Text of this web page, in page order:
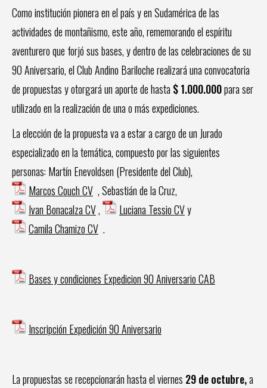
Como institución pionera en el país y en Sudamérica de las
actividades de montañismo, este año, rememorando el espíritu
aventurero que forjó sus bases, y dentro de las celebraciones de su
90 Aniversario, el Club Andino Bariloche realizará una convocatoria
de propuestas y otorgará un aporte de hasta $ 1.000.000para ser
utilizado en la realización de una o más expediciones.
La elección de la propuesta va a estar a cargo de un Jurado
especializado en la temática, compuesto por las siguientes
personas: Martín Enevoldsen (Presidente del Club),
Marcos Couch CV , Sebastián de la Cruz,
Ivan Bonacalza CV, Luciana Tessio CVy
Camila Chamizo CV .
Bases y condiciones Expedicion 90 Aniversario CAB
Inscripción Expedición 90 Aniversario
La propuestas se recepcionarán hasta el viernes 29 de octubre,a